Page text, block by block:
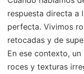
respuesta directa a
perfecta. Vivimos
retocadas y de
En ese contexto,
roces y texturas